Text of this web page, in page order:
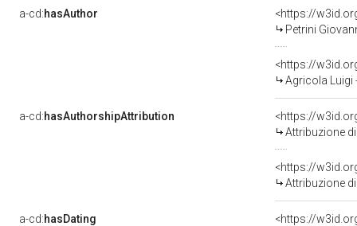
a-cd:hasAuthor
<https://
Petrini
<https://
Agricola Luigi
a-cd:hasAuthorshipAttribution
<https://
Attribuzione
<https://
Attribuzione
a-cd:hasDating
<https://